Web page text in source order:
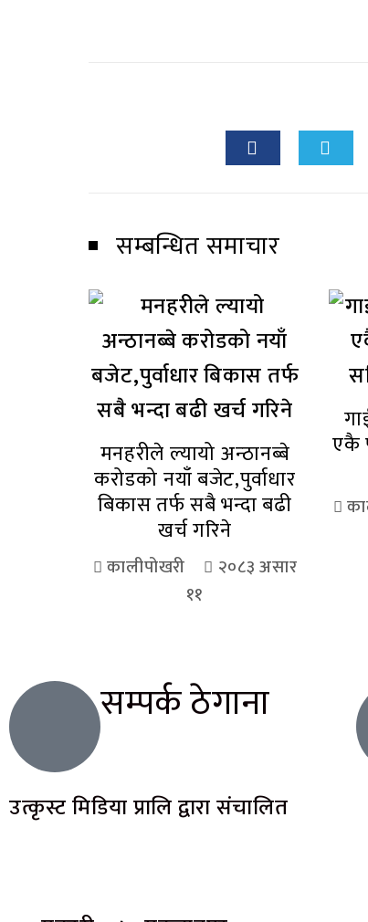
सम्बन्धित समाचार
मनहरीले ल्यायो अन्ठानब्बे
करोडको नयाँ बजेट,पुर्वाधार
बिकास तर्फ सबै भन्दा बढी
खर्च गरिने
कालीपोखरी
२०८३ असार
११
एकै
सम्पर्क ठेगाना
उत्कृस्ट मिडिया प्रालि द्वारा संचालित